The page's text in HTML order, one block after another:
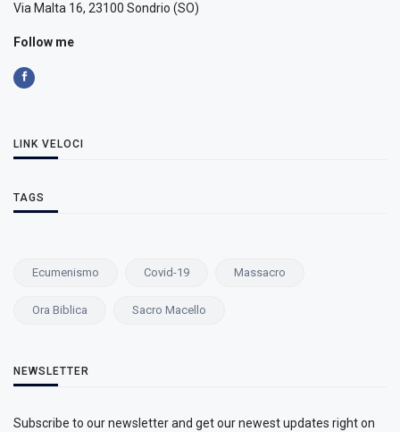
Via Malta 16, 23100 Sondrio (SO)
Follow me
LINK VELOCI
TAGS
Ecumenismo Covid-19 Massacro
Ora Biblica Sacro Macello
NEWSLETTER
Subscribe to our newsletter and get our newest updates right on